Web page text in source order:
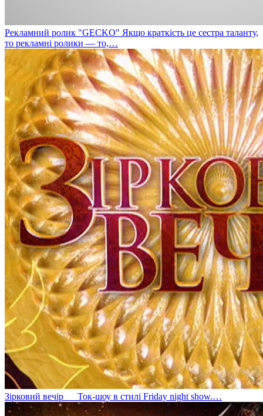
Рекламний ролик "GECKO" Якщо краткість це сестра таланту,
то рекламні ролики — то,…
Зірковий вечір Ток-шоу в стилі Friday night show.…